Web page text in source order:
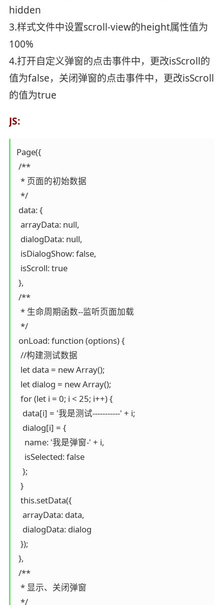
hidden
3.样式文件中设置scroll-view的height属性值为
100%
4.打开自定义弹窗的点击事件中，更改isScroll的
值为false，关闭弹窗的点击事件中，更改isScroll
的值为true
JS:
Page({
/**
  * 页面的初始数据
  */
data: {
  arrayData: null,
  dialogData: null,
  isDialogShow: false,
  isScroll: true
},
/**
  * 生命周期函数--监听页面加载
  */
onLoad: function (options) {
  //构建测试数据
  let data = new Array();
  let dialog = new Array();
  for (let i = 0; i < 25; i++) {
   data[i] = '我是测试-----------' + i;
   dialog[i] = {
    name: '我是弹窗-' + i,
    isSelected: false
   };
  }
  this.setData({
   arrayData: data,
   dialogData: dialog
  });
},
/**
  * 显示、关闭弹窗
  */